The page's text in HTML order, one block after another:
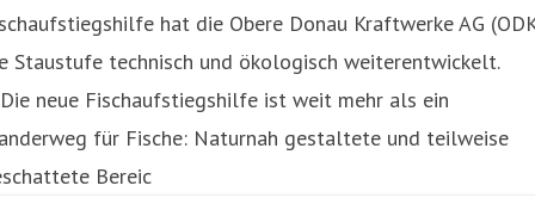
hat die Obere Donau Kraftwerke AG
Staustufe technisch und ökologisch weiterentwickelt.